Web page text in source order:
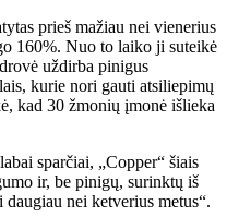
prieš mažiau nei vienerius
160%. Nuo to laiko ji suteikė
uždirba pinigus
kurie nori gauti atsiliepimų
kad 30 žmonių įmonė išlieka
sparčiai, „Copper“ šiais
ir, be pinigų, surinktų iš
nei ketverius metus“.